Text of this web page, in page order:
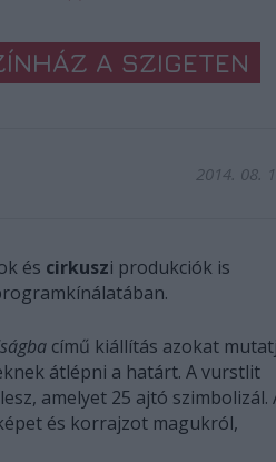
A SZIGETEN
2014. 08.
és cirkuszi produkciók is
című kiállítás azokat
átlépni a határt. A vurstlit
amelyet 25 ajtó szimbolizál.
és korrajzot magukról,